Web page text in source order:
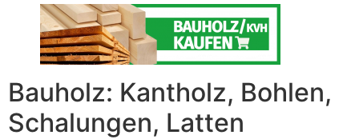
Bauholz: Kantholz, Bohlen,
Schalungen, Latten